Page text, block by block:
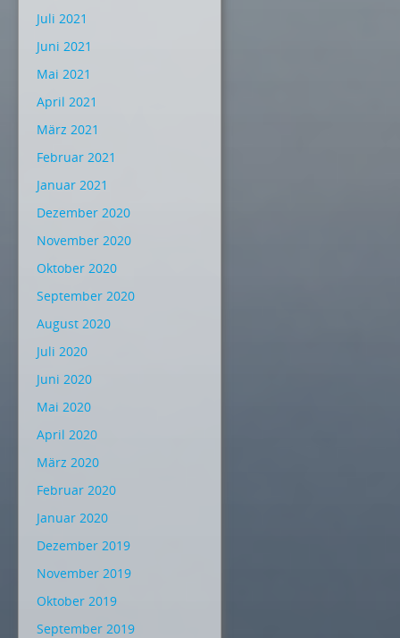
Juli 2021
Juni 2021
Mai 2021
April 2021
März 2021
Februar 2021
Januar 2021
Dezember 2020
November 2020
Oktober 2020
September 2020
August 2020
Juli 2020
Juni 2020
Mai 2020
April 2020
März 2020
Februar 2020
Januar 2020
Dezember 2019
November 2019
Oktober 2019
September 2019